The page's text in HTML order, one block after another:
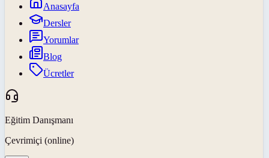
Anasayfa
Dersler
Yorumlar
Blog
Ücretler
Eğitim Danışmanı
Çevrimiçi (online)